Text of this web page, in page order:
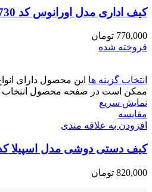
کیف اداری مدل اورانوس کد 3730
770,000 تومان
فروخته شده
انتخاب گزینه ها این محصول دارای
ممکن است در صفحه محصول انتخاب
نمایش سریع
مقايسه
افزودن به علاقه مندی
کیف دستی دوشی مدل اسپیلا کد
820,000 تومان